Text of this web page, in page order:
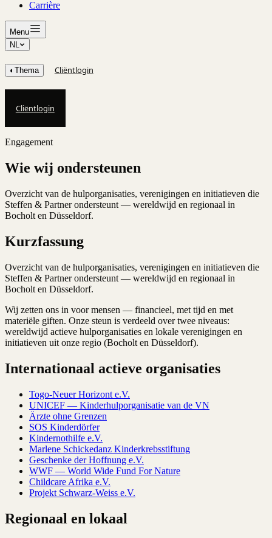
Carrière
Menu
NL
◐ Thema Cliëntlogin
Cliëntlogin
Engagement
Wie wij ondersteunen
Overzicht van de hulporganisaties, verenigingen en initiatieven die
Steffen & Partner ondersteunt — wereldwijd en regionaal in
Bocholt en Düsseldorf.
Kurzfassung
Overzicht van de hulporganisaties, verenigingen en initiatieven die
Steffen & Partner ondersteunt — wereldwijd en regionaal in
Bocholt en Düsseldorf.
Wij zetten ons in voor mensen — financieel, met tijd en met
materiële giften. Onze steun is verdeeld over twee niveaus:
wereldwijd actieve hulporganisaties en lokale verenigingen en
initiatieven uit onze regio (Bocholt en Düsseldorf).
Internationaal actieve organisaties
Togo-Neuer Horizont e.V.
UNICEF — Kinderhulporganisatie van de VN
Ärzte ohne Grenzen
SOS Kinderdörfer
Kindernothilfe e.V.
Marlene Schickedanz Kinderkrebsstiftung
Geschenke der Hoffnung e.V.
WWF — World Wide Fund For Nature
Childcare Afrika e.V.
Projekt Schwarz-Weiss e.V.
Regionaal en lokaal